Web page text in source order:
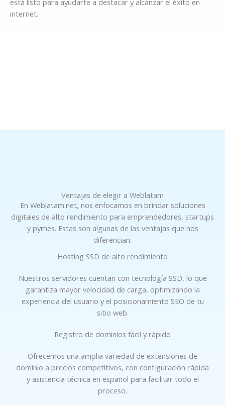
está listo para ayudarte a destacar y alcanzar el éxito en
internet.
Ventajas de elegir a Weblatam
En Weblatam.net, nos enfocamos en brindar soluciones
digitales de alto rendimiento para emprendedores, startups
y pymes. Estas son algunas de las ventajas que nos
diferencian:
Hosting SSD de alto rendimiento
Nuestros servidores cuentan con tecnología SSD, lo que
garantiza mayor velocidad de carga, optimizando la
experiencia del usuario y el posicionamiento SEO de tu
sitio web.
Registro de dominios fácil y rápido
Ofrecemos una amplia variedad de extensiones de
dominio a precios competitivos, con configuración rápida
y asistencia técnica en español para facilitar todo el
proceso.